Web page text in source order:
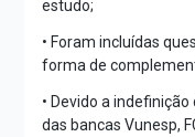
estudo;
• Foram incluídas
forma de
• Devido a
das bancas Vunesp,